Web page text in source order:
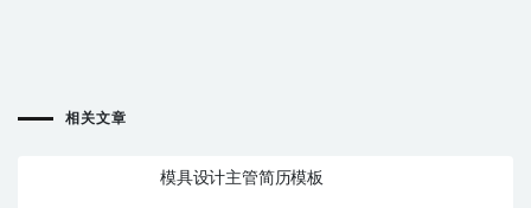
相关文章
模具设计主管简历模板